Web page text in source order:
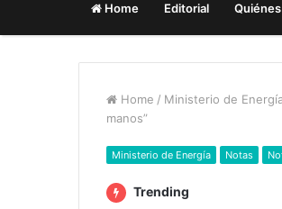
Home Editorial
Home / Ministerio de
manos”
Ministerio de Energía Notas
Trending